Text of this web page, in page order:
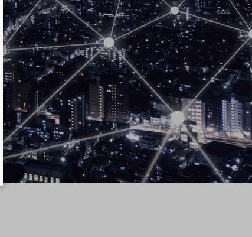
Diritto urbanistico
Diritto dell´agricoltura